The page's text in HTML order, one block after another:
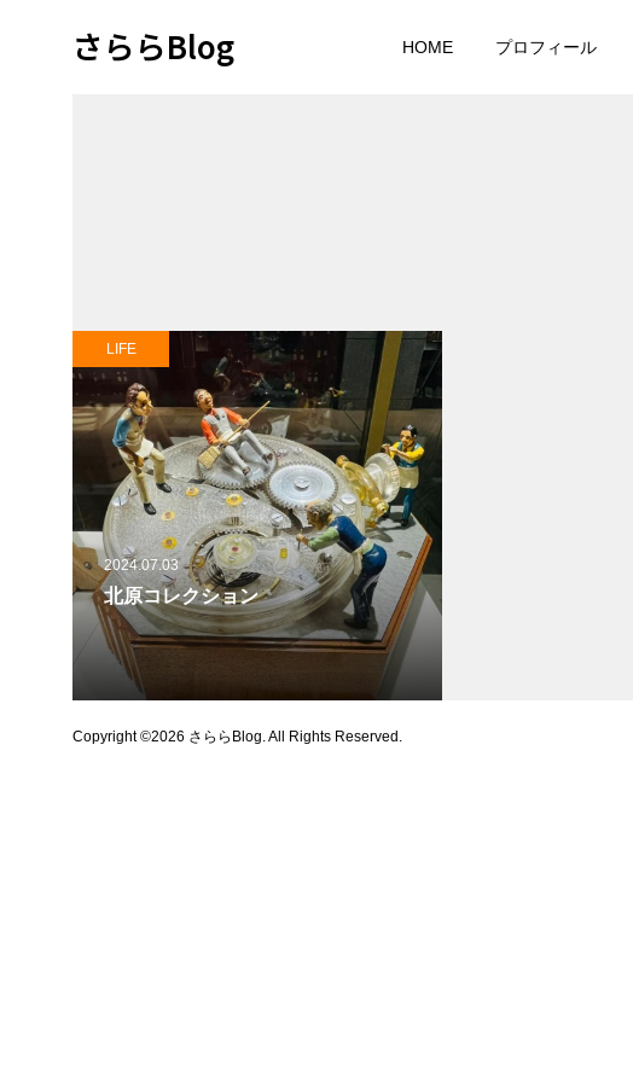
さららBlog HOME プロフィール
2024.07.03
北原コレクション
LIFE
Copyright ©2026 さららBlog. All Rights Reserved.